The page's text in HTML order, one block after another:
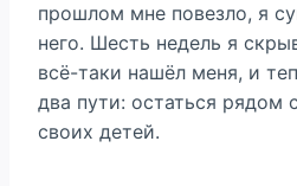
прошлом мне повезло, я
него. Шесть недель я
всё-таки нашёл меня, и
два пути: остаться рядом
своих детей.